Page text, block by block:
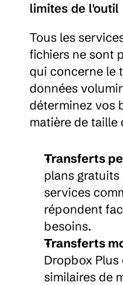
limites de l'outil
Tous les
fichiers ne sont
qui concerne le
données
déterminez vos
matière de taille
Transferts
plans
services
répondent
besoins.
Transferts
Dropbox
similaires de